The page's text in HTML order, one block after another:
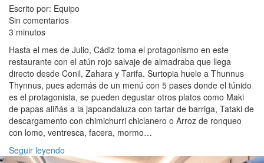
Escrito por: Equipo
Sin comentarios
3 minutos
Hasta el mes de Julio, Cádiz toma el protagonismo en este
restaurante con el atún rojo salvaje de almadraba que llega
directo desde Conil, Zahara y Tarifa. Surtopia huele a Thunnus
Thynnus, pues además de un menú con 5 pases donde el túnido
es el protagonista, se pueden degustar otros platos como Maki
de papas aliñás a la japoandaluza con tartar de barriga, Tataki de
descargamento con chimichurri chiclanero o Arroz de ronqueo
con lomo, ventresca, facera, mormo…
Seguir leyendo